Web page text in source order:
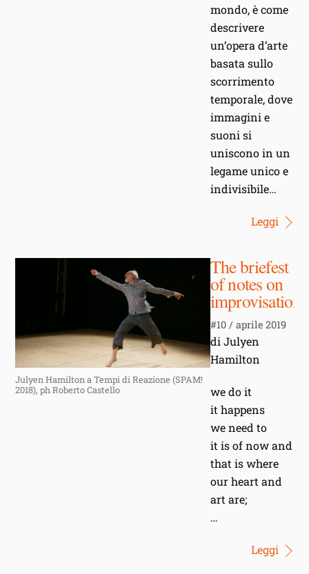
mondo, è come
descrivere
un’opera d’arte
basata sullo
scorrimento
temporale, dove
immagini e
suoni si
uniscono in un
legame unico e
indivisibile…
Leggi
Julyen Hamilton a Tempi di Reazione (SPAM!
2018), ph Roberto Castello
The briefest
of notes on
improvisation
#10 / aprile 2019
di Julyen
Hamilton
we do it
it happens
we need to
it is of now and
that is where
our heart and
art are;
…
Leggi